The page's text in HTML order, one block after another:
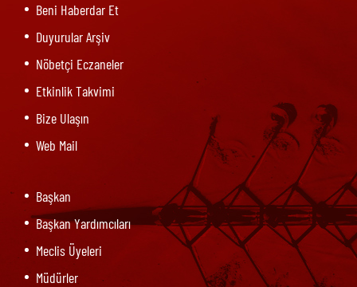
Beni Haberdar Et
Duyurular Arşiv
Nöbetçi Eczaneler
Etkinlik Takvimi
Bize Ulaşın
Web Mail
Başkan
Başkan Yardımcıları
Meclis Üyeleri
Müdürler